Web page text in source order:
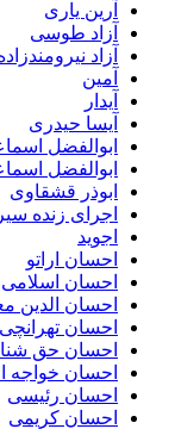
آرین یاری
آزاد طوسی
آزاد
آمین
آیدار
آیسا حیدری
ابوالفضل
ابوالفضل
ابوذر قشقاوی
اجرای زنده
اجوید
احسان اراتو
احسان اسلامی
احسان الدین
احسان تهرانچی
احسان حق
احسان خواجه
احسان رئیسی
احسان کریمی